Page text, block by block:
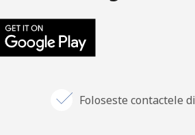
Foloseste contactele